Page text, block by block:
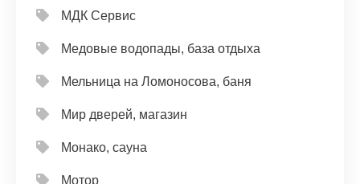
МДК Сервис
Медовые водопады, база отдыха
Мельница на Ломоносова, баня
Мир дверей, магазин
Монако, сауна
Мотор